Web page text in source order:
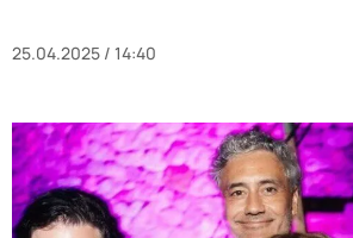
25.04.2025 / 14:40